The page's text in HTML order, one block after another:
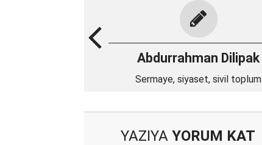
Abdurrahman Dilipak
Sermaye, siyaset, sivil toplum
YAZIYA YORUM KAT